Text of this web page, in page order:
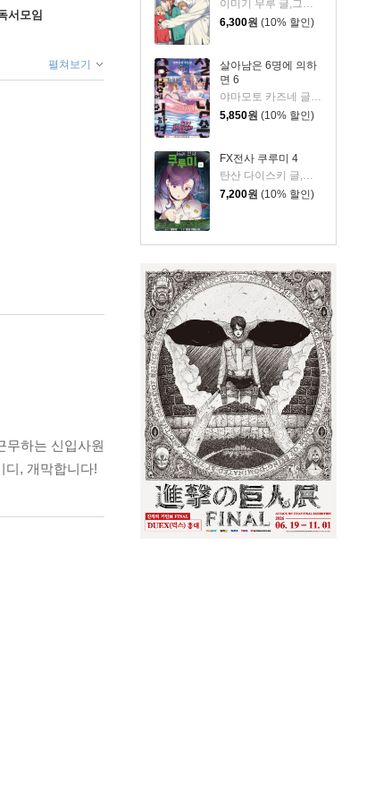
이미기 무루 글,그림/박연지 역
6,300원 (10% 할인)
살아남은 6명에 의하
면 6
5,850원 (10% 할인)
FX전사 쿠루미 4
탄산 다이스키 글,그림/데무냥 원저/한호성 역
7,200원 (10% 할인)
서모임
펼쳐보기
무하는 신입사원
디, 개막합니다!